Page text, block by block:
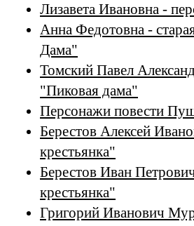
Лизавета Ивановна -
Анна Федотовна -
Дама"
Томский Павел
"Пиковая дама"
Персонажи повести
Берестов Алексей
крестьянка"
Берестов Иван
крестьянка"
Григорий Иванович